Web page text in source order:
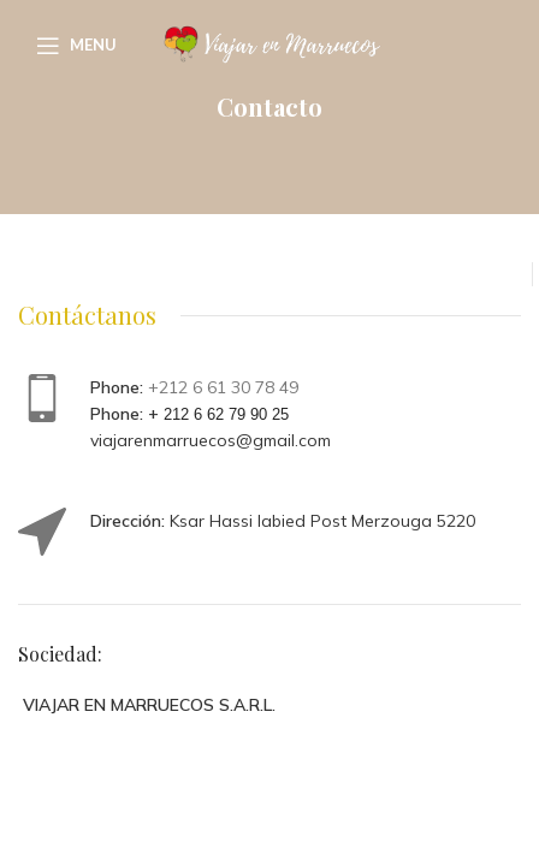
MENU
Contacto
Contáctanos
Phone: +212 6 61 30 78 49
Phone: + 212 6 62 79 90 25
viajarenmarruecos@gmail.com
Dirección: Ksar Hassi labied Post Merzouga 5220
Sociedad:
VIAJAR EN MARRUECOS S.A.R.L.